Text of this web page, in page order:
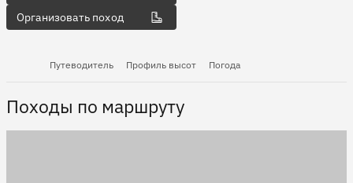
Организовать поход
Путеводитель Профиль высот Погода
Походы по маршруту